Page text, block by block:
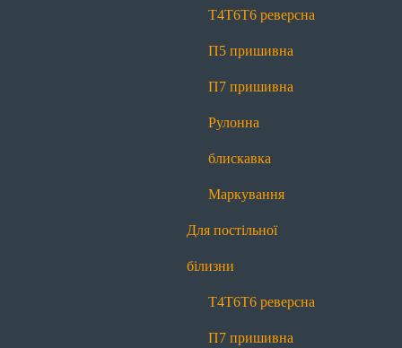
Т4Т6Т6 реверсна
П5 пришивна
П7 пришивна
Рулонна
блискавка
Маркування
Для постільної
білизни
Т4Т6Т6 реверсна
П7 пришивна
Т6 реверсна П7 пришивна
Рулонна блискавка
Виробництво